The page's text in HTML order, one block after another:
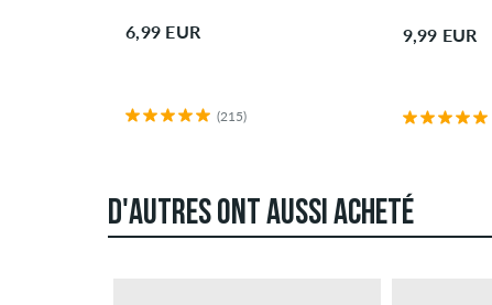
6,99 EUR
(215)
9,99 EUR
D'AUTRES ONT AUSSI ACHETÉ